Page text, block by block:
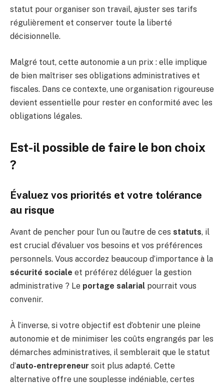
statut pour organiser son travail, ajuster ses tarifs
régulièrement et conserver toute la liberté
décisionnelle.
Malgré tout, cette autonomie a un prix : elle implique
de bien maîtriser ses obligations administratives et
fiscales. Dans ce contexte, une organisation rigoureuse
devient essentielle pour rester en conformité avec les
obligations légales.
Est-il possible de faire le bon choix
?
Évaluez vos priorités et votre tolérance
au risque
Avant de pencher pour l’un ou l’autre de ces statuts, il
est crucial d’évaluer vos besoins et vos préférences
personnels. Vous accordez beaucoup d’importance à la
sécurité sociale et préférez déléguer la gestion
administrative ? Le portage salarial pourrait vous
convenir.
À l’inverse, si votre objectif est d’obtenir une pleine
autonomie et de minimiser les coûts engrangés par les
démarches administratives, il semblerait que le statut
d’auto-entrepreneur soit plus adapté. Cette
alternative offre une souplesse indéniable, certes